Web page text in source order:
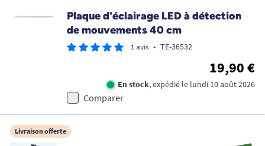
Plaque d'éclairage LED à détection
de mouvements 40 cm
1 avis • TE-36532
19,90 €
En stock, expédié le lundi 10 août 2026
Comparer
Livraison offerte